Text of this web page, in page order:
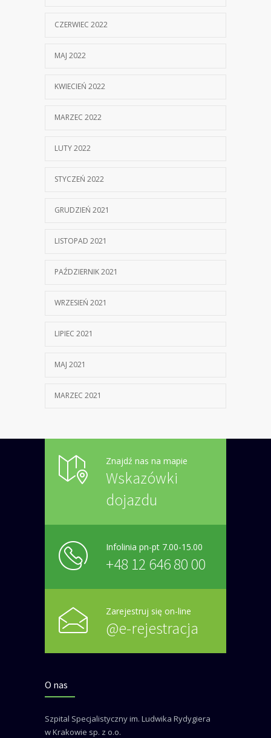
CZERWIEC 2022
MAJ 2022
KWIECIEŃ 2022
MARZEC 2022
LUTY 2022
STYCZEŃ 2022
GRUDZIEŃ 2021
LISTOPAD 2021
PAŹDZIERNIK 2021
WRZESIEŃ 2021
LIPIEC 2021
MAJ 2021
MARZEC 2021
Znajdź nas na mapie
Wskazówki
dojazdu
Infolinia pn-pt 7.00-15.00
+48 12 646 80 00
Zarejestruj się on-line
@e-rejestracja
O nas
Szpital Specjalistyczny im. Ludwika Rydygiera
w Krakowie sp. z o.o.